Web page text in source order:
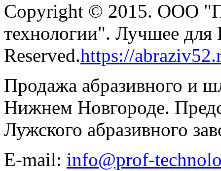
Copyright © 2015. ООО
технологии". Лучшее
Reserved.https://
Продажа абразивного и
Нижнем Новгороде.
Лужского абразивного
E-mail: info@prof-